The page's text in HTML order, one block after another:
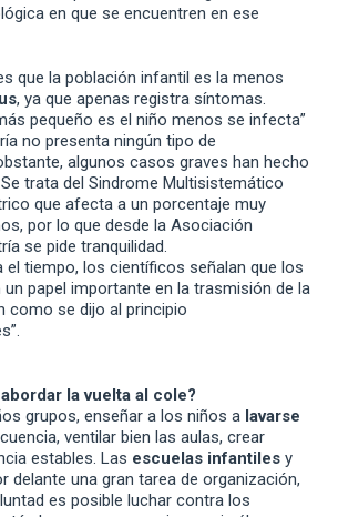
en que se encuentren en ese
que la población infantil es la menos
, ya que apenas registra síntomas.
pequeño es el niño menos se infecta”
no presenta ningún tipo de
algunos casos graves han hecho
trata del Sindrome Multisistemático
que afecta a un porcentaje muy
por lo que desde la Asociación
se pide tranquilidad.
el tiempo, los científicos señalan que los
papel importante en la trasmisión de la
como se dijo al principio
la vuelta al cole?
grupos, enseñar a los niños a lavarse
ventilar bien las aulas, crear
estables. Las escuelas infantiles y
delante una gran tarea de organización,
es posible luchar contra los